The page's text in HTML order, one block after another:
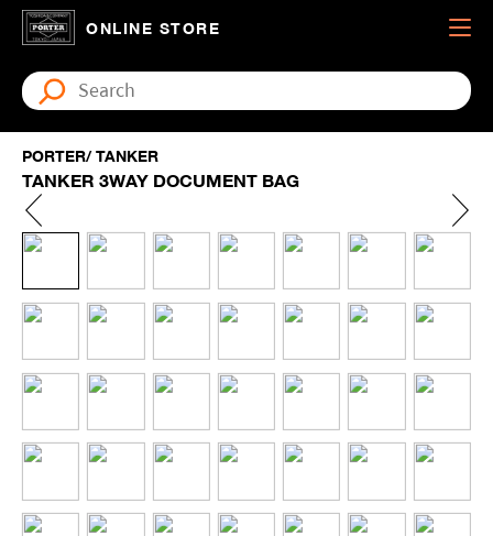
ONLINE STORE
PORTER/ TANKER
TANKER 3WAY DOCUMENT BAG